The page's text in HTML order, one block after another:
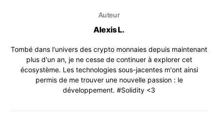
Auteur
Alexis L.
Tombé dans l'univers des crypto monnaies depuis maintenant
plus d'un an, je ne cesse de continuer à explorer cet
écosystème. Les technologies sous-jacentes m'ont ainsi
permis de me trouver une nouvelle passion : le
développement. #Solidity <3